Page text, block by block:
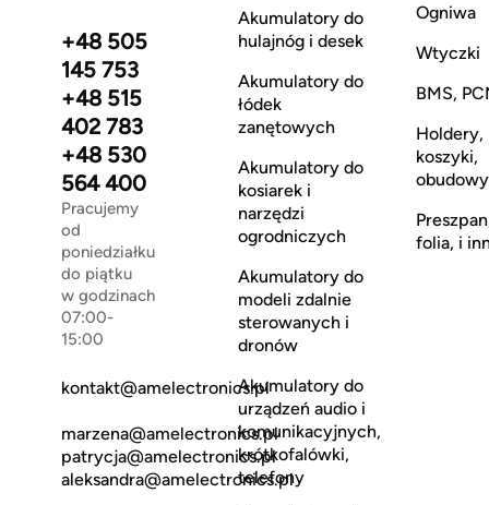
+48 505
145 753
+48 515
402 783
+48 530
564 400
Pracujemy
od
poniedziałku
do piątku
w godzinach
07:00-
15:00
kontakt@amelectronics.pl
marzena@amelectronics.pl
patrycja@amelectronics.pl
aleksandra@amelectronics.pl
Akumulatory do
hulajnóg i desek
Akumulatory do
łódek
zanętowych
Akumulatory do
kosiarek i
narzędzi
ogrodniczych
Akumulatory do
modeli zdalnie
sterowanych i
dronów
Akumulatory do
urządzeń audio i
komunikacyjnych,
krótkofalówki,
telefony
Ogniwa
Wtyczki
BMS,
Holdery,
koszyki,
obudowy
folia, i